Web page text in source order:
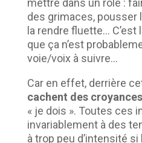
mettre dans un rôle :
des grimaces, pousser
la rendre fluette…
que ça n’est
voie/voix à suivre…
Car en effet, derrière
cachent des croyances
« je dois ». Toutes ces
invariablement à des
à trop peu d’intensité